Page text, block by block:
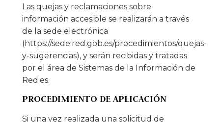
Las quejas y reclamaciones sobre
información accesible se realizarán a través
de la sede electrónica
(https://sede.red.gob.es/procedimientos/quejas-
y-sugerencias), y serán recibidas y tratadas
por el área de Sistemas de la Información de
Red.es.
PROCEDIMIENTO DE APLICACIÓN
Si una vez realizada una solicitud de